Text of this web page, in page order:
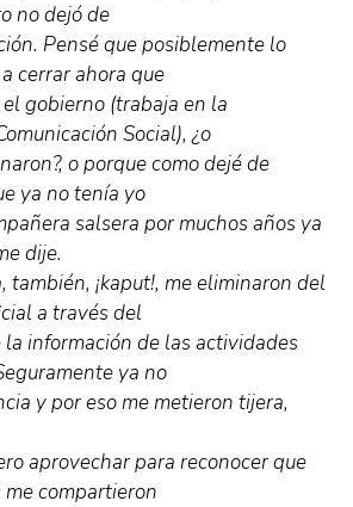
no dejó de
Pensé que posiblemente lo
cerrar ahora que
gobierno (trabaja en la
Social), ¿o
o porque como dejé de
ya no tenía yo
salsera por muchos años ya
dije.
también, ¡kaput!, me eliminaron del
a través del
información de las actividades
ya no
y por eso me metieron tijera,
aprovechar para reconocer que
me compartieron